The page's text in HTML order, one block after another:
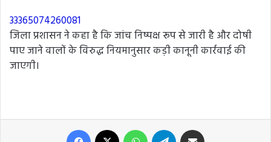
33365074260081
जिला प्रशासन ने कहा है कि जांच निष्पक्ष रूप से जारी है और दोषी
पाए जाने वालों के विरुद्ध नियमानुसार कड़ी कानूनी कार्रवाई की
जाएगी।
Facebook WhatsApp Telegram